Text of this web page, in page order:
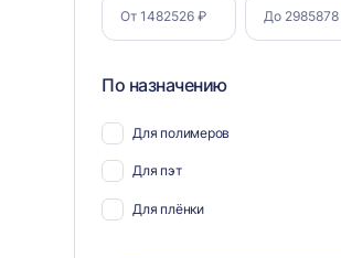
по
параметрам
По назначению
Для полимеров
Для пэт
Для плёнки